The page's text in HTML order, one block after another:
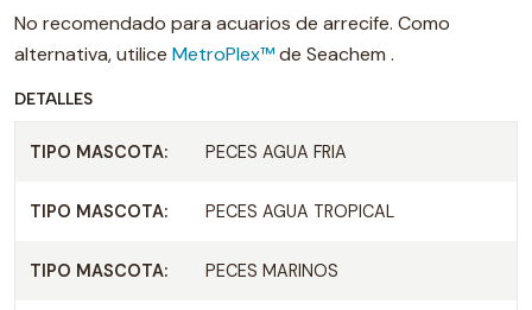
No recomendado para acuarios de arrecife. Como
alternativa, utilice MetroPlex™de Seachem .
DETALLES
TIPO MASCOTA: PECES AGUA FRIA
TIPO MASCOTA: PECES AGUA TROPICAL
TIPO MASCOTA: PECES MARINOS